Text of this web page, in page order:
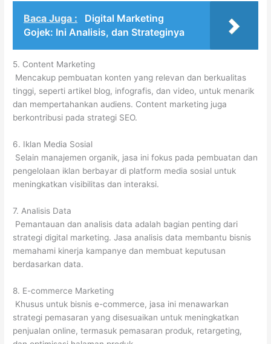
Baca Juga :
Digital Marketing
Gojek: Ini Analisis, dan Strateginya
5. Content Marketing
Mencakup pembuatan konten yang relevan dan berkualitas
tinggi, seperti artikel blog, infografis, dan video, untuk menarik
dan mempertahankan audiens. Content marketing juga
berkontribusi pada strategi SEO.
6. Iklan Media Sosial
Selain manajemen organik, jasa ini fokus pada pembuatan dan
pengelolaan iklan berbayar di platform media sosial untuk
meningkatkan visibilitas dan interaksi.
7. Analisis Data
Pemantauan dan analisis data adalah bagian penting dari
strategi digital marketing. Jasa analisis data membantu bisnis
memahami kinerja kampanye dan membuat keputusan
berdasarkan data.
8. E-commerce Marketing
Khusus untuk bisnis e-commerce, jasa ini menawarkan
strategi pemasaran yang disesuaikan untuk meningkatkan
penjualan online, termasuk pemasaran produk, retargeting,